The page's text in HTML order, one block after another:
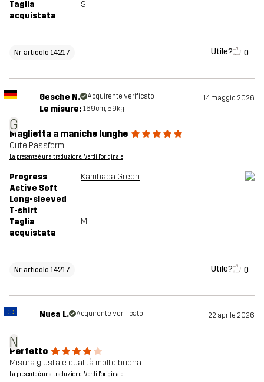
Taglia
acquistata
S
Nr articolo 14217 Utile? 0
G
Gesche N. Acquirente verificato 14 maggio 2026
Le misure: 169cm, 59kg
Maglietta a maniche lunghe
Gute Passform
La presente è una traduzione. Verdi l'originale
Progress
Active Soft
Long-sleeved
T-shirt
Kambaba Green
Taglia
acquistata
M
Nr articolo 14217 Utile? 0
N
Nusa L. Acquirente verificato 22 aprile 2026
Perfetto
Misura giusta e qualità molto buona.
La presente è una traduzione. Verdi l'originale